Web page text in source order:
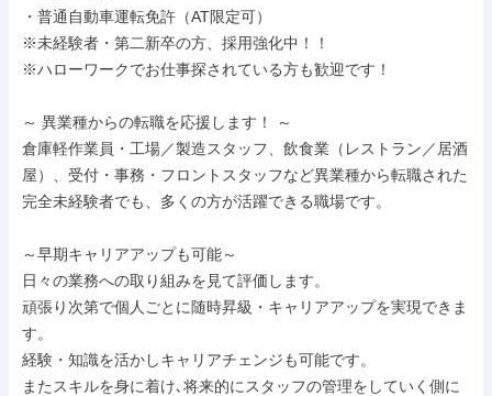
・普通自動車運転免許（AT限定可）
※未経験者・第二新卒の方、採用強化中！！
※ハローワークでお仕事探されている方も歓迎です！
～ 異業種からの転職を応援します！ ～
倉庫軽作業員・工場／製造スタッフ、飲食業（レストラン／居酒
屋）、受付・事務・フロントスタッフなど異業種から転職された
完全未経験者でも、多くの方が活躍できる職場です。
～早期キャリアアップも可能～
日々の業務への取り組みを見て評価します。
頑張り次第で個人ごとに随時昇級・キャリアアップを実現できま
す。
経験・知識を活かしキャリアチェンジも可能です。
またスキルを身に着け､将来的にスタッフの管理をしていく側に